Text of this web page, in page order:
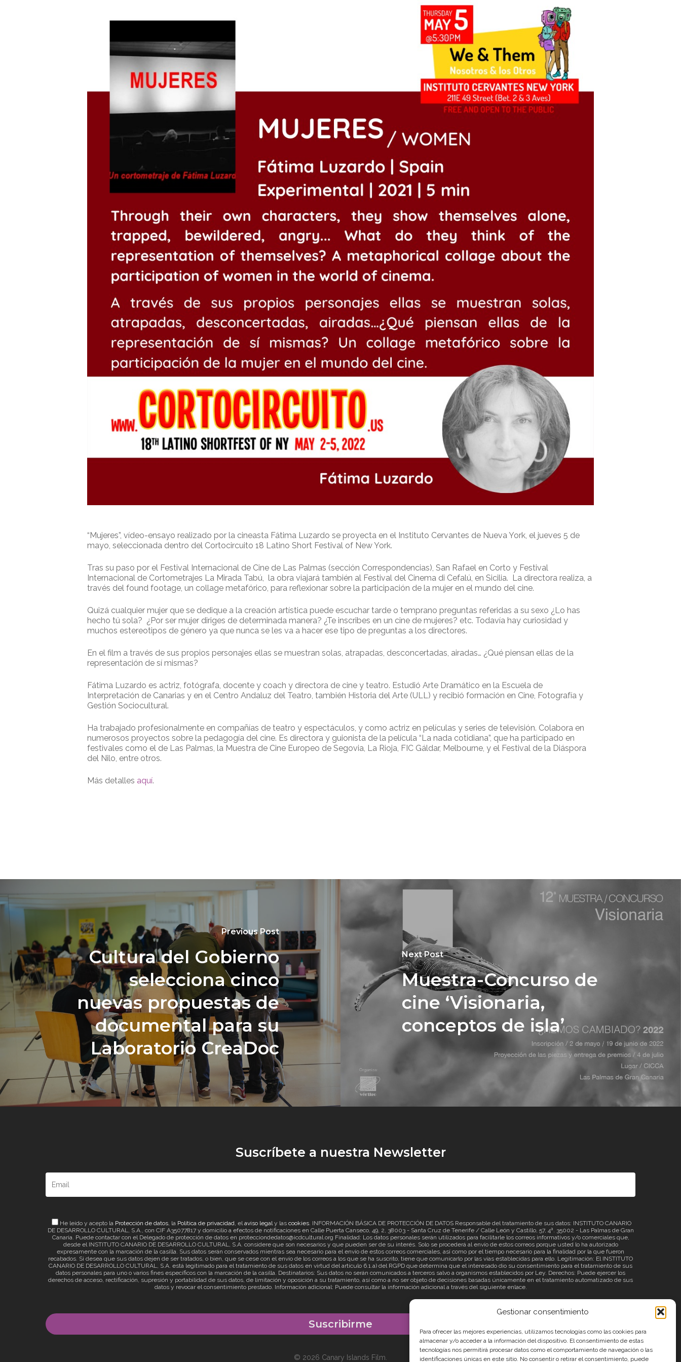
Gestionar consentimiento
Para ofrecer las mejores experiencias, utilizamos tecnologías como las cookies para
almacenar y/o acceder a la información del dispositivo. El consentimiento de estas
tecnologías nos permitirá procesar datos como el comportamiento de navegación o las
identificaciones únicas en este sitio. No consentir o retirar el consentimiento, puede
“Mujeres”, vídeo-ensayo realizado por la cineasta Fátima Luzardo se proyecta en el Instituto Cervantes de Nueva York, el jueves 5 de
mayo, seleccionada dentro del Cortocircuito 18 Latino Short Festival of New York.
Tras su paso por el Festival Internacional de Cine de Las Palmas (sección Correspondencias), San Rafael en Corto y Festival
Internacional de Cortometrajes La Mirada Tabú, la obra viajará también al Festival del Cinema di Cefalú, en Sicilia. La directora realiza, a
través del found footage, un collage metafórico, para reflexionar sobre la participación de la mujer en el mundo del cine.
Quizá cualquier mujer que se dedique a la creación artística puede escuchar tarde o temprano preguntas referidas a su sexo ¿Lo has
hecho tú sola? ¿Por ser mujer diriges de determinada manera? ¿Te inscribes en un cine de mujeres? etc. Todavía hay curiosidad y
muchos estereotipos de género ya que nunca se les va a hacer ese tipo de preguntas a los directores.
En el film a través de sus propios personajes ellas se muestran solas, atrapadas, desconcertadas, airadas… ¿Qué piensan ellas de la
representación de sí mismas?
Fátima Luzardo es actriz, fotógrafa, docente y coach y directora de cine y teatro. Estudió Arte Dramático en la Escuela de
Interpretación de Canarias y en el Centro Andaluz del Teatro, también Historia del Arte (ULL) y recibió formación en Cine, Fotografía y
Gestión Sociocultural.
Ha trabajado profesionalmente en compañías de teatro y espectáculos, y como actriz en películas y series de televisión. Colabora en
numerosos proyectos sobre la pedagogía del cine. Es directora y guionista de la película “La nada cotidiana”, que ha participado en
festivales como el de Las Palmas, la Muestra de Cine Europeo de Segovia, La Rioja, FIC Gáldar, Melbourne, y el Festival de la Diáspora
del Nilo, entre otros.
Más detalles aquí.
Previous Post
Cultura del Gobierno
selecciona cinco
nuevas propuestas de
documental para su
Laboratorio CreaDoc
Next Post
Muestra-Concurso de
cine ‘Visionaria,
conceptos de isla’
Suscríbete a nuestra Newsletter
He leído y acepto la Protección de datos, la Política de privacidad, elaviso legaly las cookies. INFORMACIÓN BÁSICA DE PROTECCIÓN DE DATOS Responsable del tratamiento de sus datos: INSTITUTO CANARIO
DE DESARROLLO CULTURAL, S.A., con CIF A35077817 y domicilio a efectos de notificaciones en Calle Puerta Canseco, 49, 2, 38003 - Santa Cruz de Tenerife / Calle León y Castillo, 57, 4ª. 35002 - Las Palmas de Gran
Canaria. Puede contactar con el Delegado de protección de datos en protecciondedatos@icdcultural.org Finalidad: Los datos personales serán utilizados para facilitarle los correos informativos y/o comerciales que,
desde el INSTITUTO CANARIO DE DESARROLLO CULTURAL, S.A. considere que son necesarios y que pueden ser de su interés. Solo se procederá al envío de estos correos porque usted lo ha autorizado
expresamente con la marcación de la casilla. Sus datos serán conservados mientras sea necesario para el envío de estos correos comerciales, así como por el tiempo necesario para la finalidad por la que fueron
recabados. Si desea que sus datos dejen de ser tratados, o bien, que se cese con el envío de los correos a los que se ha suscrito, tiene que comunicarlo por las vías establecidas para ello. Legitimación: El INSTITUTO
CANARIO DE DESARROLLO CULTURAL, S.A. está legitimado para el tratamiento de sus datos en virtud del artículo 6.1.a) del RGPD que determina que el interesado dio su consentimiento para el tratamiento de sus
datos personales para uno o varios fines específicos con la marcación de la casilla. Destinatarios: Sus datos no serán comunicados a terceros salvo a organismos establecidos por Ley. Derechos: Puede ejercer los
derechos de acceso, rectificación, supresión y portabilidad de sus datos, de limitación y oposición a su tratamiento, así como a no ser objeto de decisiones basadas únicamente en el tratamiento automatizado de sus
datos y revocar el consentimiento prestado. Información adicional: Puede consultar la información adicional a través del siguiente enlace.
© 2026 Canary Islands Film.